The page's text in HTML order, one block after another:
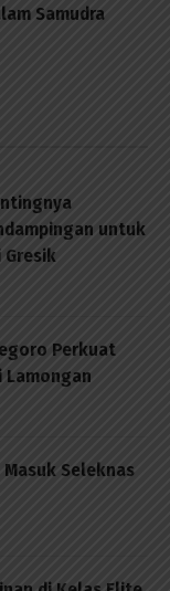
Samudra
untuk
Perkuat
Lamongan
Seleknas